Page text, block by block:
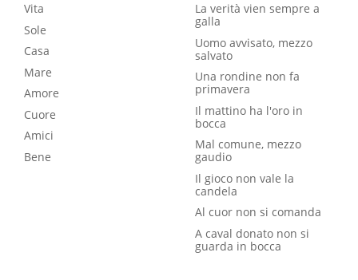
Vita
Sole
Casa
Mare
Amore
Cuore
Amici
Bene
La verità vien sempre a
galla
Uomo avvisato, mezzo
salvato
Una rondine non fa
primavera
Il mattino ha l'oro in
bocca
Mal comune, mezzo
gaudio
Il gioco non vale la
candela
Al cuor non si comanda
A caval donato non si
guarda in bocca